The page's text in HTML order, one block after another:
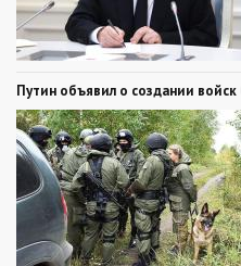
Путин объявил о создании